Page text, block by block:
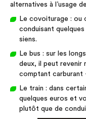
alternatives à l’usage
Le covoiturage : ou
conduisant
siens.
Le bus : sur les
deux, il peut revenir
comptant carburant
Le train : dans
quelques euros et
plutôt que de